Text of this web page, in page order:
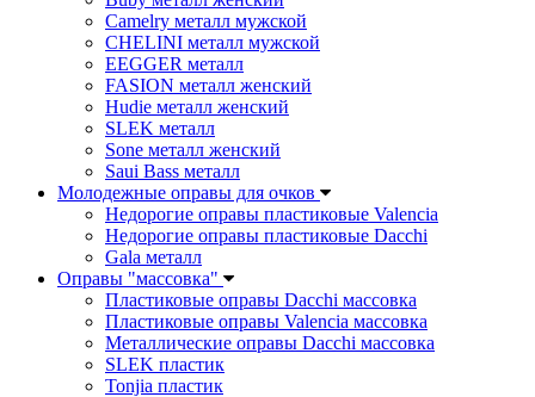
Camelry металл мужской
CHELINI металл мужской
EEGGER металл
FASION металл женский
Hudie металл женский
SLEK металл
Sone металл женский
Saui Bass металл
Молодежные оправы для очков
Недорогие оправы пластиковые Valencia
Недорогие оправы пластиковые Dacchi
Gala металл
Оправы "массовка"
Пластиковые оправы Dacchi массовка
Пластиковые оправы Valencia массовка
Металлические оправы Dacchi массовка
SLEK пластик
Tonjia пластик